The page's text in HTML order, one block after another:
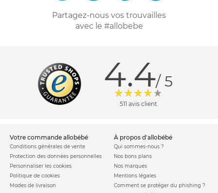
Partagez-nous vos trouvailles
avec le #allobebe
4.4/ 5
511 avis client
votre commande allobébé
Conditions générales de vente
Protection des données personnelles
Personnaliser les cookies
Politique de cookies
Modes de livraison
à propos d'allobébé
Qui sommes-nous ?
Nos bons plans
Nos marques
Mentions légales
Comment se protéger du phishing ?